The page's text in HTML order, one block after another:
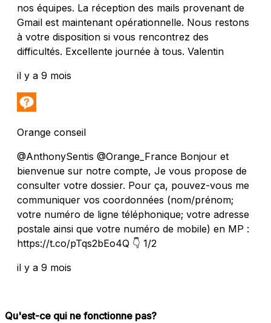
nos équipes. La réception des mails provenant de
Gmail est maintenant opérationnelle. Nous restons
à votre disposition si vous rencontrez des
difficultés. Excellente journée à tous. Valentin
il y a 9 mois
Orange conseil
@AnthonySentis @Orange_France Bonjour et
bienvenue sur notre compte, Je vous propose de
consulter votre dossier. Pour ça, pouvez-vous me
communiquer vos coordonnées (nom/prénom;
votre numéro de ligne téléphonique; votre adresse
postale ainsi que votre numéro de mobile) en MP :
https://t.co/pTqs2bEo4Q 👇 1/2
il y a 9 mois
Qu'est-ce qui ne fonctionne pas?